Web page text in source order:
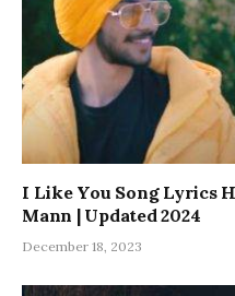
I Like You Song Lyrics
Mann | Updated 2024
December 18, 2023